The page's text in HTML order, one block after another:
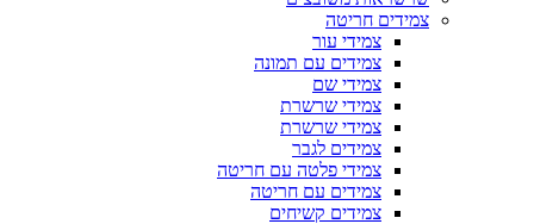
צמידים חריטה
צמידי עור
צמידים עם תמונה
צמידי שם
צמידי שרשרת
צמידי שרשרת
צמידים לגבר
צמידי פלטה עם חריטה
צמידים עם חריטה
צמידים קשיחים